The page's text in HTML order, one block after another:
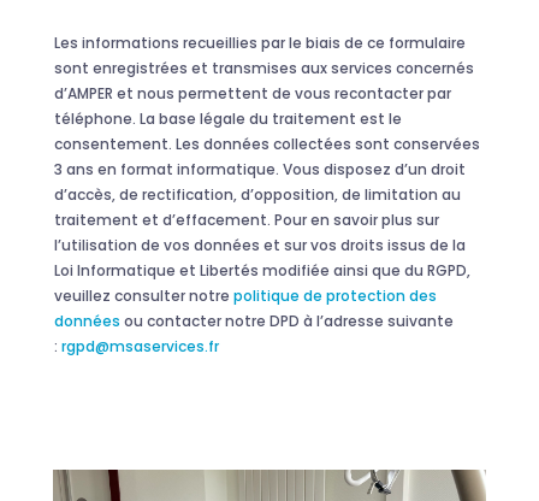
Les informations recueillies par le biais de ce formulaire
sont enregistrées et transmises aux services concernés
d’AMPER et nous permettent de vous recontacter par
téléphone. La base légale du traitement est le
consentement. Les données collectées sont conservées
3 ans en format informatique. Vous disposez d’un droit
d’accès, de rectification, d’opposition, de limitation au
traitement et d’effacement. Pour en savoir plus sur
l’utilisation de vos données et sur vos droits issus de la
Loi Informatique et Libertés modifiée ainsi que du RGPD,
veuillez consulter notre politique de protection des
données ou contacter notre DPD à l’adresse suivante
: rgpd@msaservices.fr